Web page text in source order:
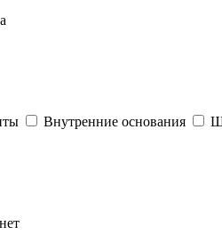
Внутренние основания
нет